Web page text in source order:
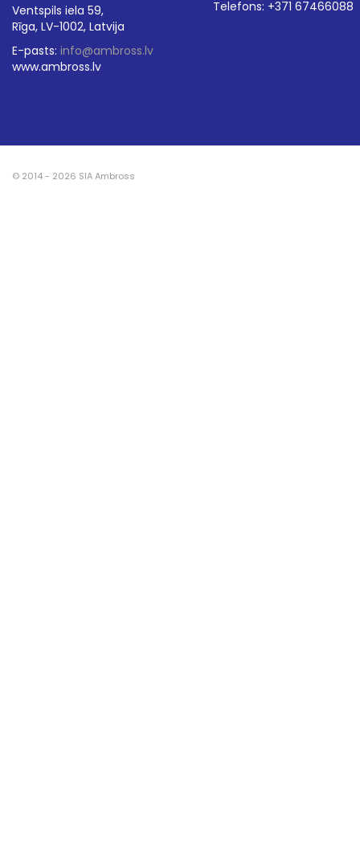
Ventspils iela 59,
Rīga, LV-1002, Latvija
E-pasts: info@ambross.lv
www.ambross.lv
Telefons: +371 67466088
© 2014 - 2026 SIA Ambross